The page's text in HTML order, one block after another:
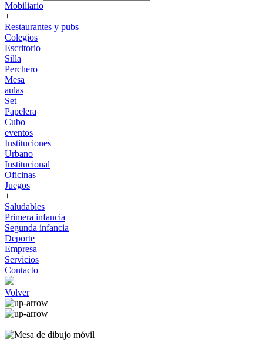
Mobiliario
+
Restaurantes y pubs
Colegios
Escritorio
Silla
Perchero
Mesa
aulas
Set
Papelera
Cubo
eventos
Instituciones
Urbano
Institucional
Oficinas
Juegos
+
Saludables
Primera infancia
Segunda infancia
Deporte
Empresa
Servicios
Contacto
Volver